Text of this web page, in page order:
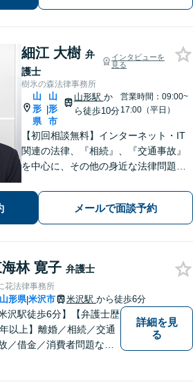
細江 大樹 弁
護士
インタビューを
見る
樹氷の森法律事務所
山
形
県
|
山
形
市
山形駅 か
ら徒歩10分
営業時間：09:00~
17:00（平日）
【初回相談無料】インターネット・IT
関連の法律、『相続』、『交通事故』
を中心に、その他の身近な法律問題も
ず、まずはお気軽にご相談ください
【オンライン相談可能】【完全個室】
【駐車場あり】【山形駅11分】
メールで面談予約
林 寛子 弁護士
花法律事務所
山形県|米沢市 米沢駅 から徒歩6分
米沢駅徒歩6分】【弁護士歴
以上】離婚／相続／交通
／借金／消費者問題な
詳細を見
る